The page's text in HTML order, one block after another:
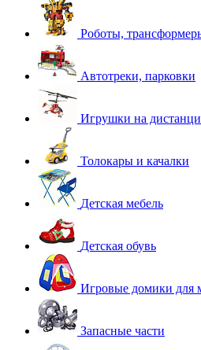
Роботы,
Автотреки, парковки
Игрушки на
Толокары и качалки
Детская мебель
Детская обувь
Игровые домики для
Запасные части